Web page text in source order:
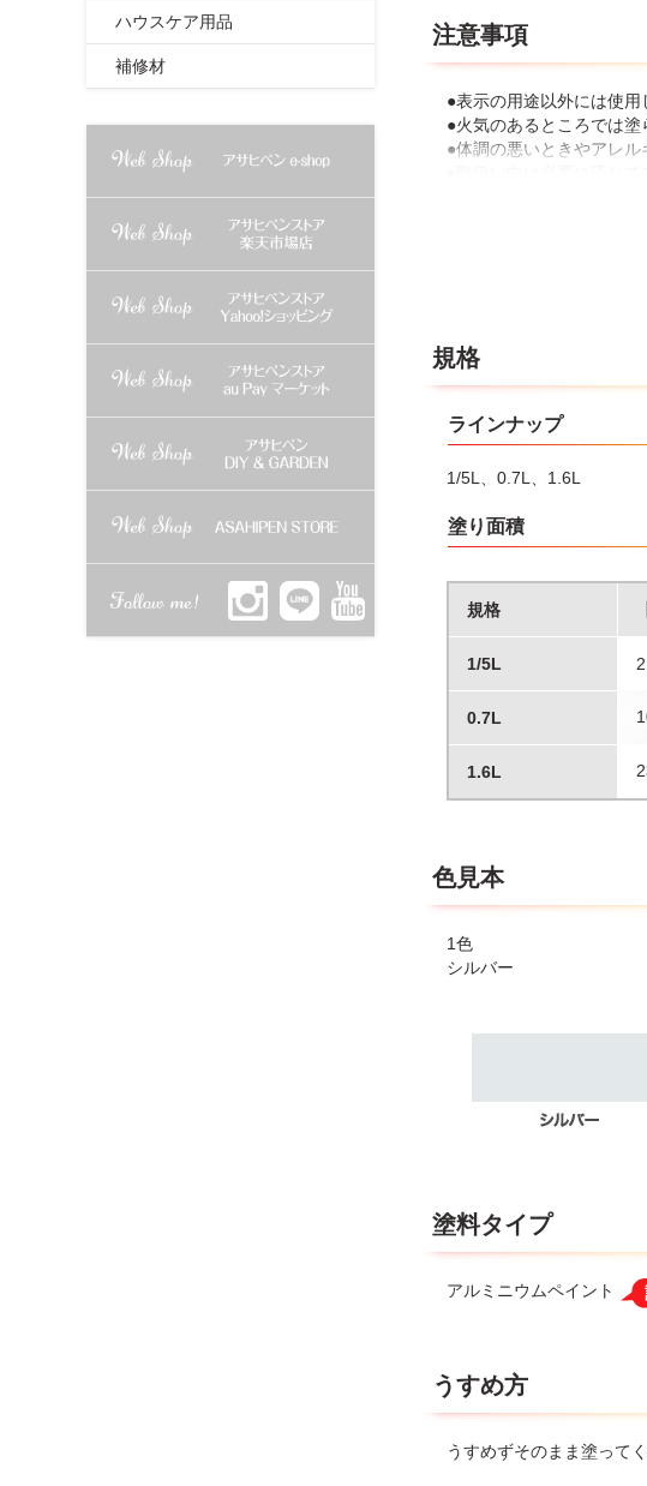
注意事項
●表示の用途以外には使用
●火気のあるところでは塗
●体調の悪いときやアレル
ので、皮膚に触れないよ
●有機溶剤が含まれてい
す。
●使用中に水が混入しな
●乾燥後も塗膜をこする
●容器は塗料を使い切って
として処分して下さい。
●容器を落下させると、中
規格
ラインナップ
1/5L、0.7L、1.6L
塗り面積
規格
1/5L
0.7L
1.6L
色見本
1色
シルバー
塗料タイプ
アルミニウムペイント
うすめ方
うすめずそのまま塗ってく
ハウスケア用品
補修材